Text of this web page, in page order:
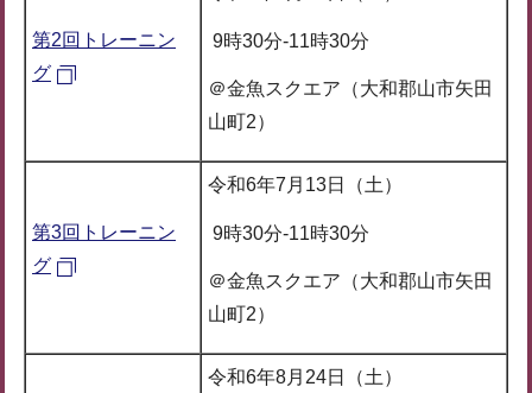
第2回トレーニン
グ
9時30分-11時30分
＠金魚スクエア（大和郡山市矢田
山町2）
第3回トレーニン
グ
令和6年7月13日（土）
9時30分-11時30分
＠金魚スクエア（大和郡山市矢田
山町2）
令和6年8月24日（土）